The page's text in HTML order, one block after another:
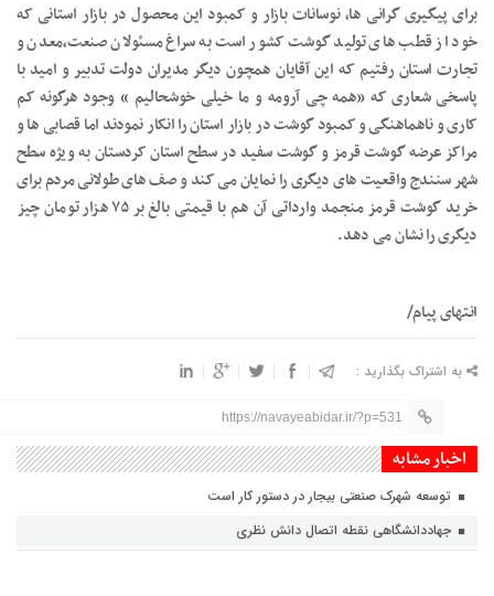
برای پیگیری گرانی ها، نوسانات بازار و کمبود این محصول در بازار استانی که
خود از قطب های تولید گوشت کشور است به سراغ مسئولان صنعت،معدن و
تجارت استان رفتیم که این آقایان همچون دیگر مدیران دولت تدبیر و امید با
پاسخی شعاری که «همه چی آرومه و ما خیلی خوشحالیم » وجود هرگونه کم
کاری و ناهماهنگی و کمبود گوشت در بازار استان را انکار نمودند اما قصابی ها و
مراکز عرضه گوشت قرمز و گوشت سفید در سطح استان کردستان به ویژه سطح
شهر سنندج واقعیت های دیگری را نمایان می کند و صف های طولانی مردم برای
خرید گوشت قرمز منجمد وارداتی آن هم با قیمتی بالغ بر ۷۵ هزار تومان چیز
دیگری را نشان می دهد.
انتهای پیام/
به اشتراک بگذارید :
https://navayeabidar.ir/?p=531
اخبار مشابه
توسعه شهرک صنعتی بیجار در دستور کار است
جهاددانشگاهی نقطه اتصال دانش نظری